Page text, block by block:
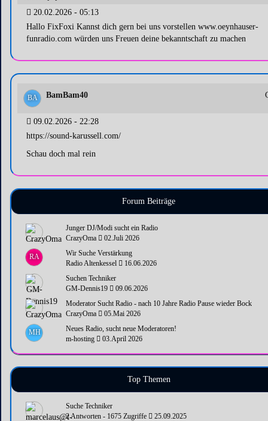
20.02.2026 - 05:13
Hallo FixFoxi Kannst dich gern bei uns vorstellen www.oeynhauser-
funradio.com würden uns Freuen deine bekanntschaft zu machen
BA BamBam40
09.02.2026 - 22:28
https://sound-karussell.com/
Schau doch mal rein
Forum Beiträge
Junger DJ/Modi sucht ein Radio
CrazyOma
02.Juli 2026
RA
Wir Suche Verstärkung
Radio Altenkessel
16.06.2026
Suchen Techniker
GM-Dennis19
09.06.2026
Moderator Sucht Radio - nach 10 Jahre Radio Pause wieder Bock
CrazyOma
05.Mai 2026
MH
Neues Radio, sucht neue Moderatoren!
m-hosting
03.April 2026
Top Themen
Suche Techniker
2 Antworten - 1675 Zugriffe
25.09.2025